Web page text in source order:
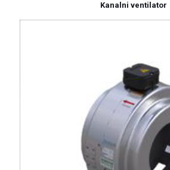
Kanalni ventilator